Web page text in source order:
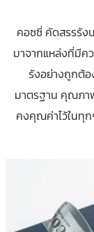
คอซซี่ คัดสรรรัง
มาจากแหล่งที่มี
รังอย่างถูกต้อ
มาตรฐาน คุณภา
คงคุณค่าไว้ในทุ